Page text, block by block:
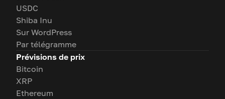
USDC
Shiba Inu
Sur WordPress
Par télégramme
Prévisions de prix
Bitcoin
XRP
Ethereum